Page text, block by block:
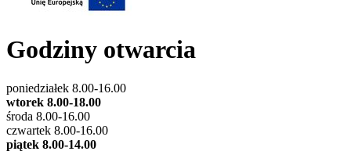
Godziny otwarcia
poniedziałek 8.00-16.00
wtorek 8.00-18.00
środa 8.00-16.00
czwartek 8.00-16.00
piątek 8.00-14.00